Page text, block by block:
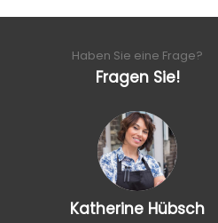
Haben Sie eine Frage?
Fragen Sie!
Katherine Hübsch